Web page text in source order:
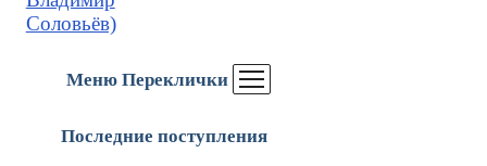
Меню Переклички
Последние поступления
Соловьёв)